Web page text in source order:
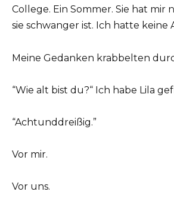
College. Ein Sommer. Sie hat mir
sie schwanger ist. Ich hatte keine
Meine Gedanken krabbelten
“Wie alt bist du?“ Ich habe Lila
“Achtunddreißig.”
Vor mir.
Vor uns.